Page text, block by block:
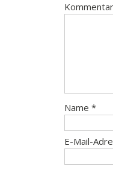
Kommentar
Name *
E-Mail-